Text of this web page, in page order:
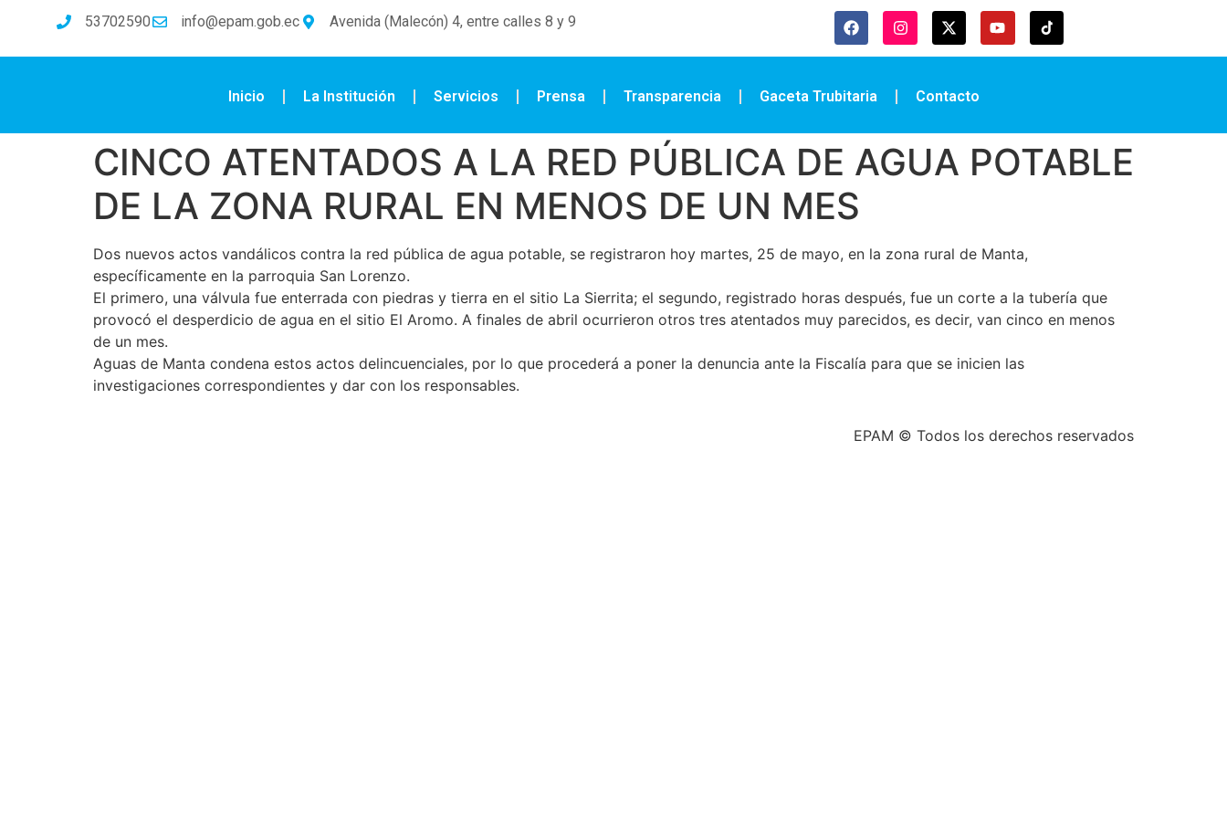
53702590 info@epam.gob.ec Avenida (Malecón) 4, entre calles 8 y 9
Inicio La Institución Servicios Prensa Transparencia Gaceta Trubitaria Contacto
CINCO ATENTADOS A LA RED PÚBLICA DE AGUA POTABLE
DE LA ZONA RURAL EN MENOS DE UN MES
Dos nuevos actos vandálicos contra la red pública de agua potable, se registraron hoy martes, 25 de mayo, en la zona rural de Manta,
específicamente en la parroquia San Lorenzo.
El primero, una válvula fue enterrada con piedras y tierra en el sitio La Sierrita; el segundo, registrado horas después, fue un corte a la tubería que
provocó el desperdicio de agua en el sitio El Aromo. A finales de abril ocurrieron otros tres atentados muy parecidos, es decir, van cinco en menos
de un mes.
Aguas de Manta condena estos actos delincuenciales, por lo que procederá a poner la denuncia ante la Fiscalía para que se inicien las
investigaciones correspondientes y dar con los responsables.
EPAM © Todos los derechos reservados